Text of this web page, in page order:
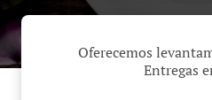
Oferecemos
Entregas